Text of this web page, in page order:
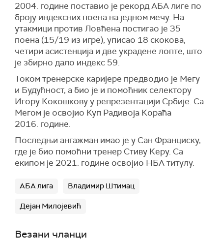
2004. године поставио је рекорд AБA лиге по
броју индексних поена на једном мечу. На
утакмици против Ловћена постигао је 35
поена (15/19 из игре), уписао 18 скокова,
четири асистенција и две украдене лопте, што
је збирно дало индекс 59.
Током тренерске каријере предводио је Мегу
и Будућност, а био је и помоћник селектору
Игору Кокошкову у репрезентацији Србије. Са
Мегом је освојио Куп Радивоја Кораћа
2016. године.
Последњи ангажман имао је у Сан Франциску,
где је био помоћни тренер Стиву Керу. Са
екипом је 2021. године освојио НБА титулу.
АБА лига Владимир Штимац
Дејан Милојевић
Везани чланци